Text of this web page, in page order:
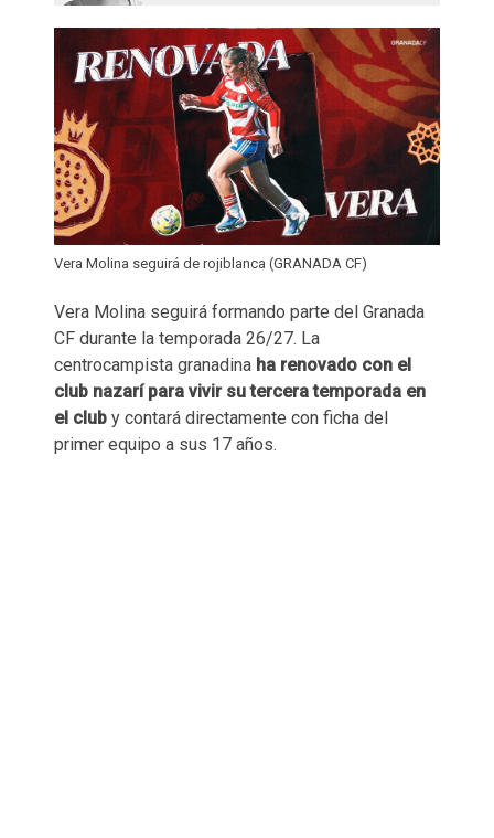
Vera Molina seguirá de rojiblanca (GRANADA CF)
Vera Molina seguirá formando parte del Granada
CF durante la temporada 26/27. La
centrocampista granadina ha renovado con el
club nazarí para vivir su tercera temporada en
el club y contará directamente con ficha del
primer equipo a sus 17 años.